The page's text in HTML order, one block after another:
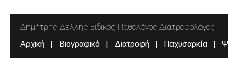
Δημήτρης Δελλής Ειδικός Παθολόγος Διατροφολόγος
Αρχική Βιογραφικό Διατροφή Παχυσαρκία